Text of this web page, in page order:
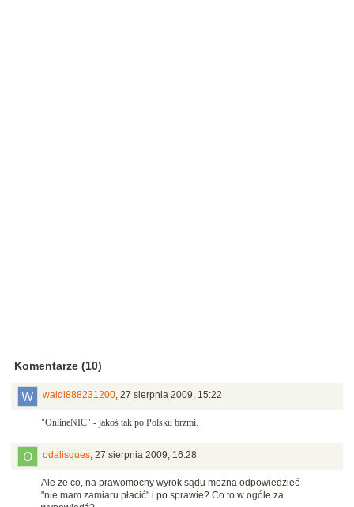
Komentarze (10)
waldi888231200, 27 sierpnia 2009, 15:22
"OnlineNIC" - jakoś tak po Polsku brzmi.
odalisques, 27 sierpnia 2009, 16:28
Ale że co, na prawomocny wyrok sądu można odpowiedzieć
"nie mam zamiaru płacić" i po sprawie? Co to w ogóle za